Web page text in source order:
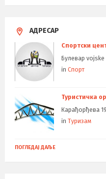
АДРЕСАР
Спортски
Булевар vojske
in Спорт
Туристичка
Карађорђева
in Туризам
ПОГЛЕДАЈ ДАЉЕ